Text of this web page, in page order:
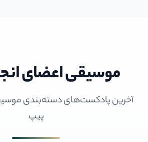
موسیقی اعضای
آخرین پادکست‌های دسته‌بندی
پیپ